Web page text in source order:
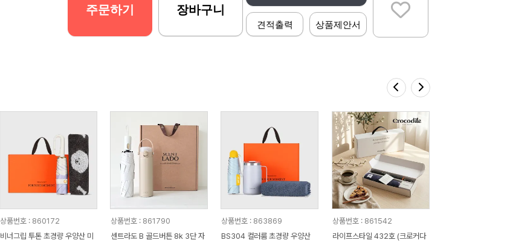
견적출력 상품제안서
주문하기 장바구니
상품번호 : 860172
비너그립 투톤 초경량 우양산 미
상품번호 : 861790
센트라도 B 골드버튼 8k 3단 자
상품번호 : 863869
BS304 컬러룸 초경량 우양산
상품번호 : 861542
라이프스타일 432호 (크로커다